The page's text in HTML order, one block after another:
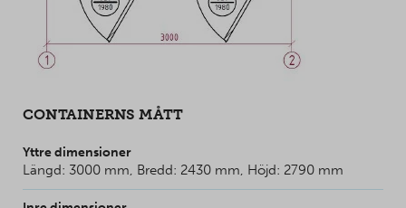
CONTAINERNS MÅTT
Yttre dimensioner
Längd: 3000 mm, Bredd: 2430 mm, Höjd: 2790 mm